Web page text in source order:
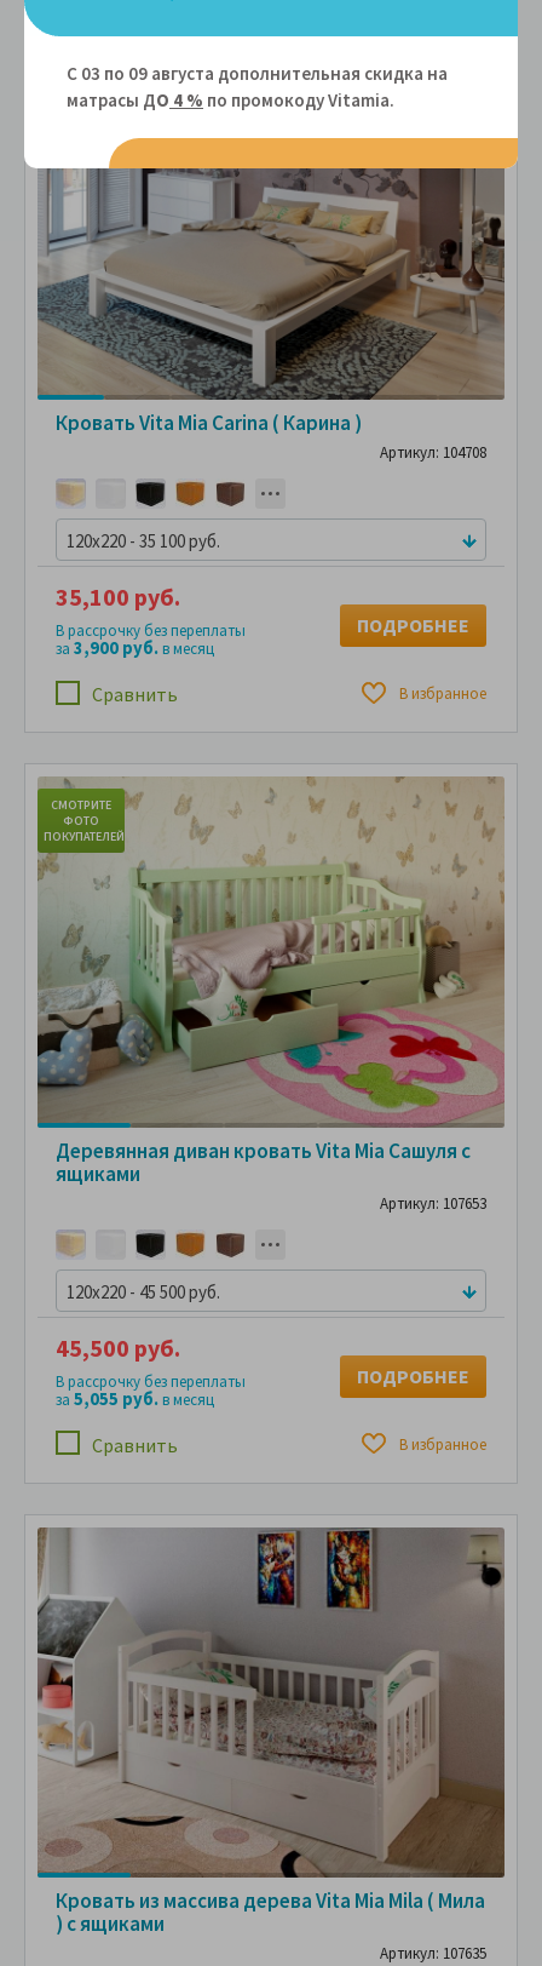
СМОТРИТЕ
ПОКУПАТЕЛЕЙ
Кровать Vita Mia Carina ( Карина )
Артикул: 104708
120x220 - 35 100 руб.
Сравнить В избранное
35,100 руб.
В рассрочку без переплаты
за 3,900 руб.в месяц
ПОДРОБНЕЕ
СМОТРИТЕ
ФОТО
ПОКУПАТЕЛЕЙ
Деревянная диван кровать Vita Mia Сашуля с
ящиками
Артикул: 107653
120x220 - 45 500 руб.
Сравнить В избранное
45,500 руб.
В рассрочку без переплаты
за 5,055 руб.в месяц
ПОДРОБНЕЕ
Кровать из массива дерева Vita Mia Mila ( Мила
) с ящиками
Артикул: 107635
С 03 по 09 августа дополнительная скидка на
матрасы ДО 4 % по промокоду Vitamiа.